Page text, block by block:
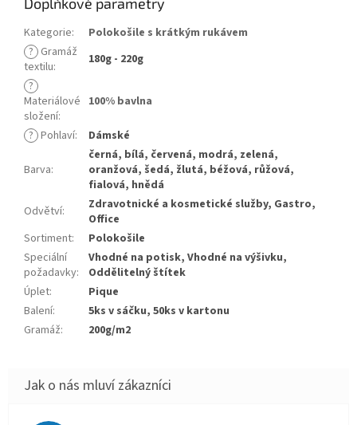
Kategorie:
Polokošile s krátkým rukávem
? Gramáž
textilu:
180g - 220g
?
Materiálové
složení:
100% bavlna
? Pohlaví: Dámské
Barva:
černá, bílá, červená, modrá, zelená,
oranžová, šedá, žlutá, béžová, růžová,
fialová, hnědá
Odvětví:
Zdravotnické a kosmetické služby, Gastro,
Office
Sortiment:
Polokošile
Speciální
požadavky:
Vhodné na potisk, Vhodné na výšivku,
Oddělitelný štítek
Úplet:
Pique
Balení:
5ks v sáčku, 50ks v kartonu
Gramáž: 200g/m2